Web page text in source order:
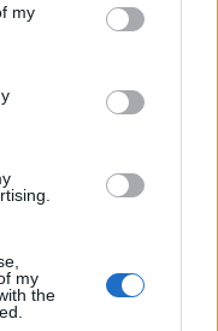
my
my
the